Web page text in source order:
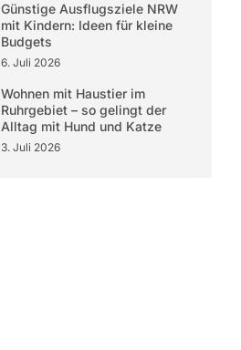
Günstige Ausflugsziele NRW
mit Kindern: Ideen für kleine
Budgets
6. Juli 2026
Wohnen mit Haustier im
Ruhrgebiet – so gelingt der
Alltag mit Hund und Katze
3. Juli 2026